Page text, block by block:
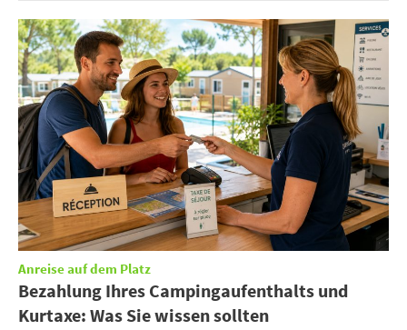
Anreise auf dem Platz
Bezahlung Ihres Campingaufenthalts und
Kurtaxe: Was Sie wissen sollten